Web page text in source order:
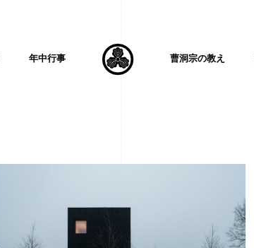
年中行事 曹洞宗の教え